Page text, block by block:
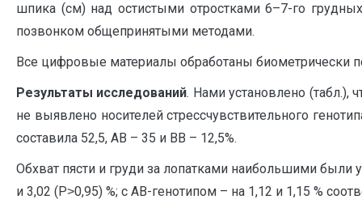
шпика (см) над остистыми отростками 6–7-го
позвонком общепринятыми методами.
Все цифровые материалы обработа­ны биометрически
Результаты исследований. Нами установлено (табл.),
не выявлено носителей стрессчувствительного
составила 52,5, АВ – 35 и ВВ – 12,5%.
Обхват пясти и груди за лопатками наибольшими были
и 3,02 (Р˃0,95) %; с АВ-генотипом – на 1,12 и 1,15 %